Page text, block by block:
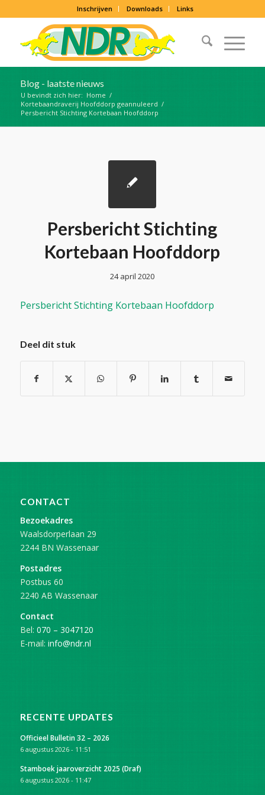
Inschrijven Downloads Links
Blog - laatste nieuws
U bevindt zich hier: Home /
Kortebaandraverij Hoofddorp geannuleerd /
Persbericht Stichting Kortebaan Hoofddorp
Persbericht Stichting
Kortebaan Hoofddorp
24 april 2020
Persbericht Stichting Kortebaan Hoofddorp
Deel dit stuk
CONTACT
Bezoekadres
Waalsdorperlaan 29
2244 BN Wassenaar
Postadres
Postbus 60
2240 AB Wassenaar
Contact
Bel: 070 – 3047120
E-mail: info@ndr.nl
RECENTE UPDATES
Officieel Bulletin 32 – 2026
6 augustus 2026 - 11:51
Stamboek jaaroverzicht 2025 (Draf)
6 augustus 2026 - 11:47